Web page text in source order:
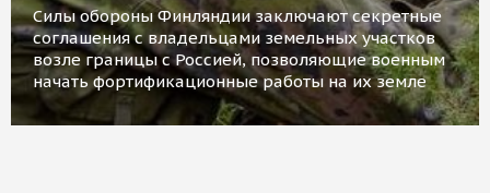
Силы обороны Финляндии заключают секретные
соглашения с владельцами земельных участков
возле границы с Россией, позволяющие военным
начать фортификационные работы на их земле